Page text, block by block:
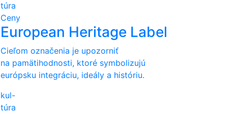
túra
Ceny
European Heritage Label
Cieľom označenia je upozorniť
na pamätihodnosti, ktoré symbolizujú
európsku integráciu, ideály a históriu.
kul-
túra